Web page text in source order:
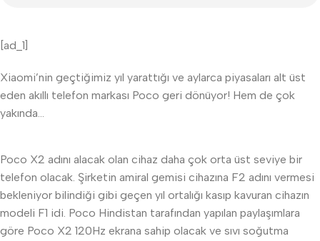
[ad_1]
Xiaomi’nin geçtiğimiz yıl yarattığı ve aylarca piyasaları alt üst
eden akıllı telefon markası Poco geri dönüyor! Hem de çok
yakında…
Poco X2 adını alacak olan cihaz daha çok orta üst seviye bir
telefon olacak. Şirketin amiral gemisi cihazına F2 adını vermesi
bekleniyor bilindiği gibi geçen yıl ortalığı kasıp kavuran cihazın
modeli F1 idi. Poco Hindistan tarafından yapılan paylaşımlara
göre Poco X2 120Hz ekrana sahip olacak ve sıvı soğutma